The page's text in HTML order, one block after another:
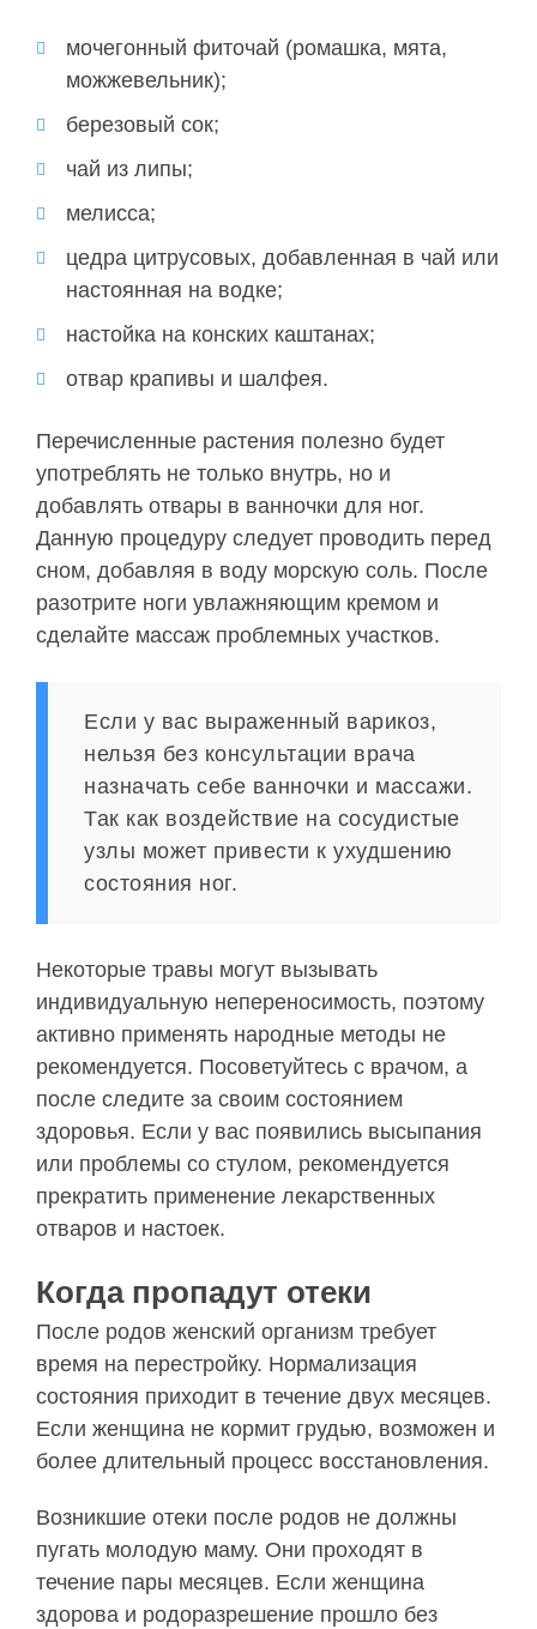
мочегонный фиточай (ромашка, мята,
можжевельник);
березовый сок;
чай из липы;
мелисса;
цедра цитрусовых, добавленная в чай или
настоянная на водке;
настойка на конских каштанах;
отвар крапивы и шалфея.
Перечисленные растения полезно будет
употреблять не только внутрь, но и
добавлять отвары в ванночки для ног.
Данную процедуру следует проводить перед
сном, добавляя в воду морскую соль. После
разотрите ноги увлажняющим кремом и
сделайте массаж проблемных участков.
Если у вас выраженный варикоз,
нельзя без консультации врача
назначать себе ванночки и массажи.
Так как воздействие на сосудистые
узлы может привести к ухудшению
состояния ног.
Некоторые травы могут вызывать
индивидуальную непереносимость, поэтому
активно применять народные методы не
рекомендуется. Посоветуйтесь с врачом, а
после следите за своим состоянием
здоровья. Если у вас появились высыпания
или проблемы со стулом, рекомендуется
прекратить применение лекарственных
отваров и настоек.
Когда пропадут отеки
После родов женский организм требует
время на перестройку. Нормализация
состояния приходит в течение двух месяцев.
Если женщина не кормит грудью, возможен и
более длительный процесс восстановления.
Возникшие отеки после родов не должны
пугать молодую маму. Они проходят в
течение пары месяцев. Если женщина
здорова и родоразрешение прошло без